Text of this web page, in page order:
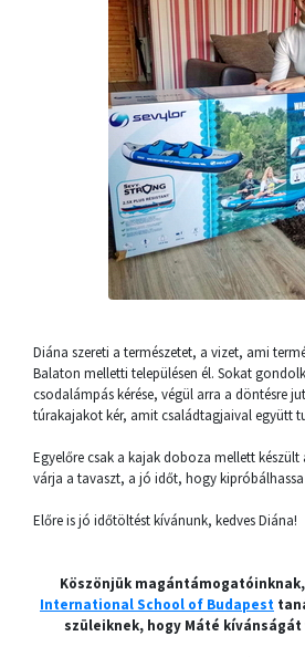
Diána szereti a természetet, a vizet, ami
Balaton melletti településen él. Sokat
csodalámpás kérése, végül arra a döntésre
túrakajakot kér, amit családtagjaival együtt
Egyelőre csak a kajak doboza mellett
várja a tavaszt, a jó időt, hogy
Előre is jó időtöltést kívánunk, kedves Diána!
Köszönjük
International School of Budapest
szüleiknek, hogy Máté